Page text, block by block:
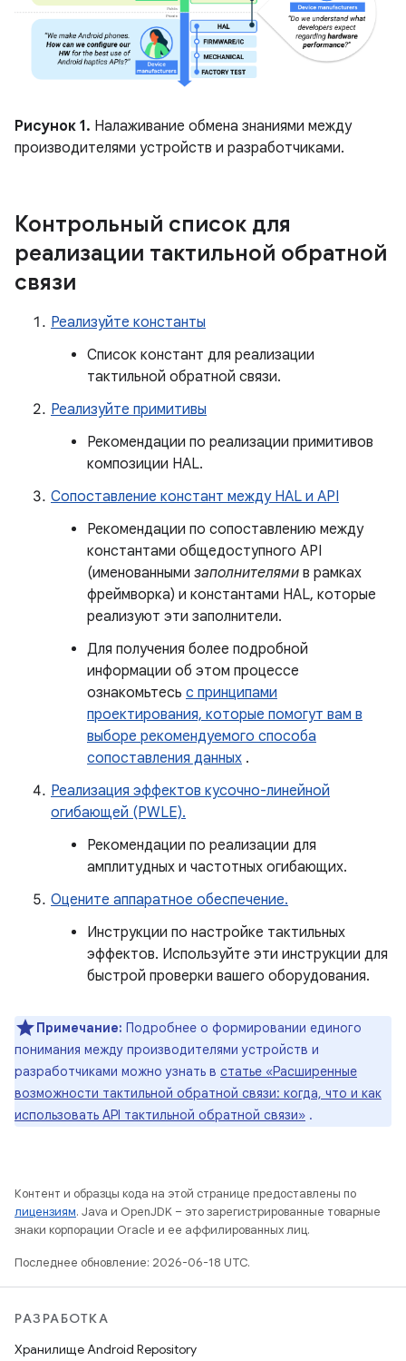
Рисунок 1. Налаживание обмена знаниями между
производителями устройств и разработчиками.
Контрольный список для
реализации тактильной обратной
связи
Реализуйте константы
Список констант для реализации
тактильной обратной связи.
Реализуйте примитивы
Рекомендации по реализации примитивов
композиции HAL.
Сопоставление констант между HAL и API
Рекомендации по сопоставлению между
константами общедоступного API
(именованными заполнителями в рамках
фреймворка) и константами HAL, которые
реализуют эти заполнители.
Для получения более подробной
информации об этом процессе
ознакомьтесь с принципами
проектирования, которые помогут вам в
выборе рекомендуемого способа
сопоставления данных .
Реализация эффектов кусочно-линейной
огибающей (PWLE).
Рекомендации по реализации для
амплитудных и частотных огибающих.
Оцените аппаратное обеспечение.
Инструкции по настройке тактильных
эффектов. Используйте эти инструкции для
быстрой проверки вашего оборудования.
Примечание: Подробнее о формировании единого
понимания между производителями устройств и
разработчиками можно узнать в статье «Расширенные
возможности тактильной обратной связи: когда, что и как
использовать API тактильной обратной связи» .
Контент и образцы кода на этой странице предоставлены по
лицензиям. Java и OpenJDK – это зарегистрированные товарные
знаки корпорации Oracle и ее аффилированных лиц.
Последнее обновление: 2026-06-18 UTC.
РАЗРАБОТКА
Хранилище Android Repository